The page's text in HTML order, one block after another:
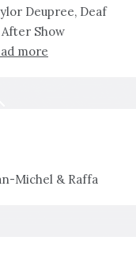
Deupree, Deaf
Show
more
Michel & Raffa